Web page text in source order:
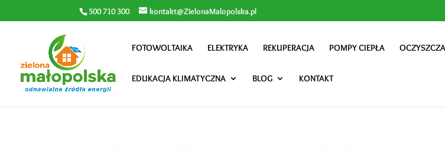
500 710 300 kontakt@ZielonaMalopolska.pl
FOTOWOLTAIKA ELEKTRYKA REKUPERACJA POMPY CIEPŁA
EDUKACJA KLIMATYCZNA BLOG KONTAKT